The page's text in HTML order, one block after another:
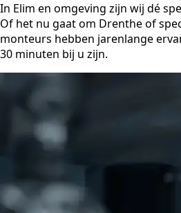
In Elim en omgeving zijn wij dé
Of het nu gaat om Drenthe of
monteurs hebben jarenlange
30 minuten bij u zijn.